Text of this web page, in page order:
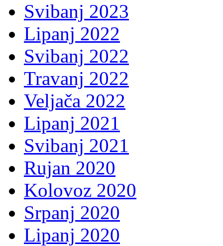
Svibanj 2023
Lipanj 2022
Svibanj 2022
Travanj 2022
Veljača 2022
Lipanj 2021
Svibanj 2021
Rujan 2020
Kolovoz 2020
Srpanj 2020
Lipanj 2020